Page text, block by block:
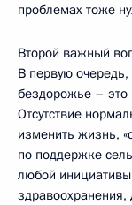
проблемах тоже
Второй важный
В первую
бездорожье – это
Отсутствие
изменить жизнь,
по поддержке
любой
здравоохранения,